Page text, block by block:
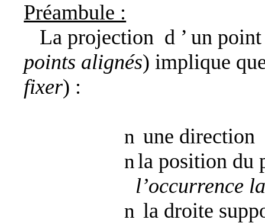
Préambule :
La projection d ’ un
points alignés) implique
fixer) :
n une direction
nla position du
l’occurrence
n la droite